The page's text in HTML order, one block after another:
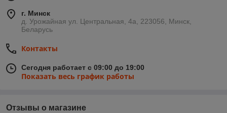
г. Минск
д. Урожайная ул. Центральная, 4а, 223056, Минск,
Беларусь
Контакты
Сегодня работает с 09:00 до 19:00
Показать весь график работы
Отзывы о магазине